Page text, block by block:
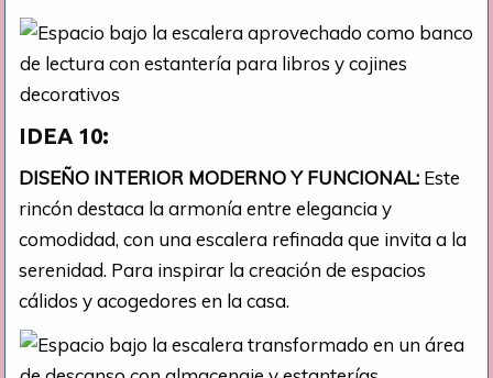
IDEA 10:
DISEÑO INTERIOR MODERNO Y FUNCIONAL: Este
rincón destaca la armonía entre elegancia y
comodidad, con una escalera refinada que invita a la
serenidad. Para inspirar la creación de espacios
cálidos y acogedores en la casa.